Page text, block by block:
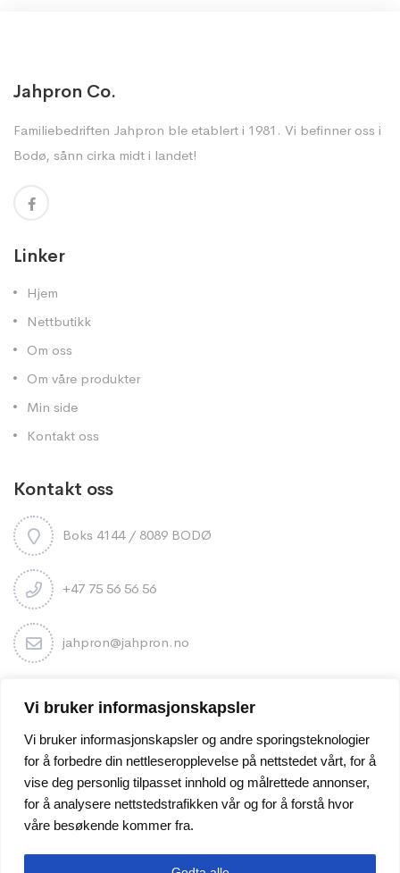
Vi bruker informasjonskapsler
Vi bruker informasjonskapsler og andre sporingsteknologier
for å forbedre din nettleseropplevelse på nettstedet vårt, for å
vise deg personlig tilpasset innhold og målrettede annonser,
for å analysere nettstedstrafikken vår og for å forstå hvor
våre besøkende kommer fra.
Jahpron Co.
Familiebedriften Jahpron ble etablert i 1981. Vi befinner oss i
Bodø, sånn cirka midt i landet!
Linker
Hjem
Nettbutikk
Om oss
Om våre produkter
Min side
Kontakt oss
Kontakt oss
Boks 4144 / 8089 BODØ
+47 75 56 56 56
jahpron@jahpron.no
Nyhetsbrev